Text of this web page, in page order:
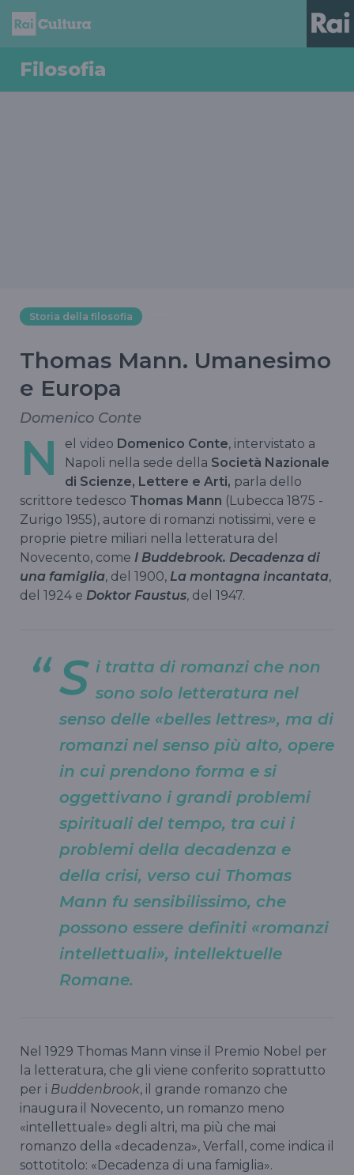
Filosofia
Storia della filosofia
Thomas Mann. Umanesimo
e Europa
Domenico Conte
N el video Domenico Conte, intervistato a
Napoli nella sede della Società Nazionale
di Scienze, Lettere e Arti, parla dello
scrittore tedesco Thomas Mann (Lubecca 1875 -
Zurigo 1955), autore di romanzi notissimi, vere e
proprie pietre miliari nella letteratura del
Novecento, come I Buddebrook. Decadenza di
una famiglia, del 1900, La montagna incantata,
del 1924 e Doktor Faustus, del 1947.
S i tratta di romanzi che non
sono solo letteratura nel
senso delle «belles lettres», ma di
romanzi nel senso più alto, opere
in cui prendono forma e si
oggettivano i grandi problemi
spirituali del tempo, tra cui i
problemi della decadenza e
della crisi, verso cui Thomas
Mann fu sensibilissimo, che
possono essere definiti «romanzi
intellettuali», intellektuelle
Romane.
Nel 1929 Thomas Mann vinse il Premio Nobel per
la letteratura, che gli viene conferito soprattutto
per i Buddenbrook, il grande romanzo che
inaugura il Novecento, un romanzo meno
«intellettuale» degli altri, ma più che mai
romanzo della «decadenza», Verfall, come indica il
sottotitolo: «Decadenza di una famiglia».